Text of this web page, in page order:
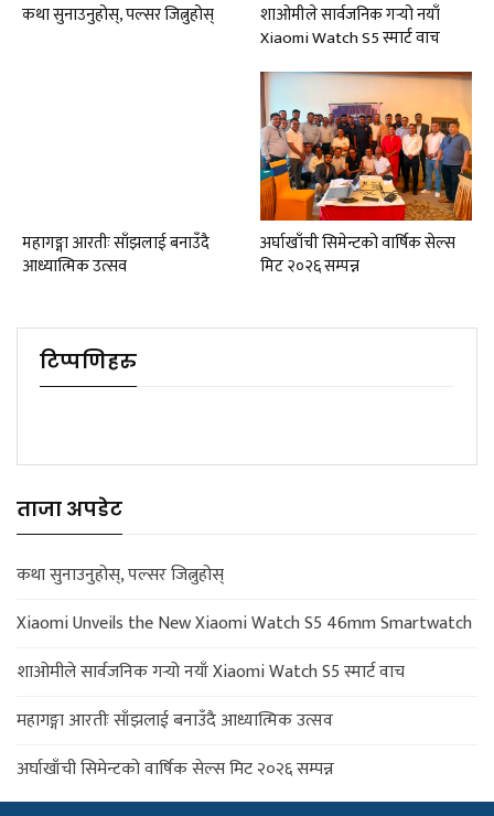
कथा सुनाउनुहोस्, पल्सर जित्नुहोस्
शाओमीले सार्वजनिक गर्‍यो नयाँ
Xiaomi Watch S5 स्मार्ट वाच
महागङ्गा आरतीः साँझलाई बनाउँदै
आध्यात्मिक उत्सव
अर्घाखाँची सिमेन्टको वार्षिक सेल्स
मिट २०२६ सम्पन्न
टिप्पणिहरु
ताजा अपडेट
कथा सुनाउनुहोस्, पल्सर जित्नुहोस्
Xiaomi Unveils the New Xiaomi Watch S5 46mm Smartwatch
शाओमीले सार्वजनिक गर्‍यो नयाँ Xiaomi Watch S5 स्मार्ट वाच
महागङ्गा आरतीः साँझलाई बनाउँदै आध्यात्मिक उत्सव
अर्घाखाँची सिमेन्टको वार्षिक सेल्स मिट २०२६ सम्पन्न